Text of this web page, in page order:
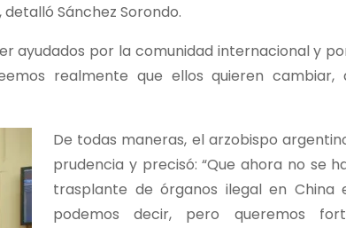
Sánchez Sorondo.
ayudados por la comunidad internacional y
realmente que ellos quieren cambiar,
De todas maneras, el arzobispo
prudencia y precisó: “Que ahora no se
trasplante de órganos ilegal en China
podemos decir, pero queremos